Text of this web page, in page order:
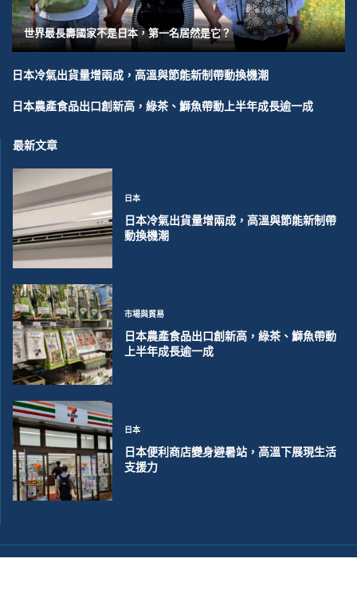
世界最長壽國家不是日本，第一名居然是它？
日本冷氣出貨量增兩成，高溫與節能新制帶動換機潮
日本農產食品出口創新高，綠茶、鰤魚帶動上半年成長逾一成
最新文章
日本
日本冷氣出貨量增兩成，高溫與節能新制帶
動換機潮
市場與貿易
日本農產食品出口創新高，綠茶、鰤魚帶動
上半年成長逾一成
日本
日本便利商店變身避暑站，高溫下展現生活
支援力